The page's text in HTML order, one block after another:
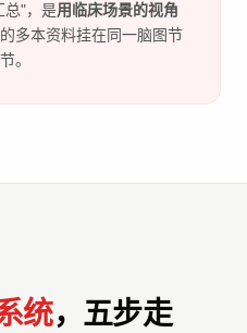
总"，是用临床场景的视角
多本资料挂在同一脑图节
。
统，五步走